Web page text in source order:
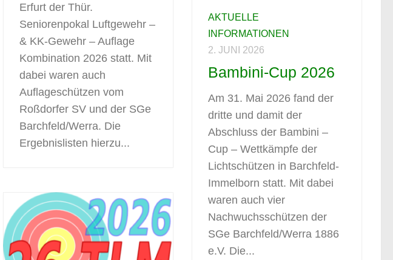
Erfurt der Thür.
Seniorenpokal Luftgewehr –
& KK-Gewehr – Auflage
Kombination 2026 statt. Mit
dabei waren auch
Auflageschützen vom
Roßdorfer SV und der SGe
Barchfeld/Werra. Die
Ergebnislisten hierzu...
AKTUELLE
INFORMATIONEN
2. JUNI 2026
Bambini-Cup 2026
Am 31. Mai 2026 fand der
dritte und damit der
Abschluss der Bambini –
Cup – Wettkämpfe der
Lichtschützen in Barchfeld-
Immelborn statt. Mit dabei
waren auch vier
Nachwuchsschützen der
SGe Barchfeld/Werra 1886
e.V. Die...